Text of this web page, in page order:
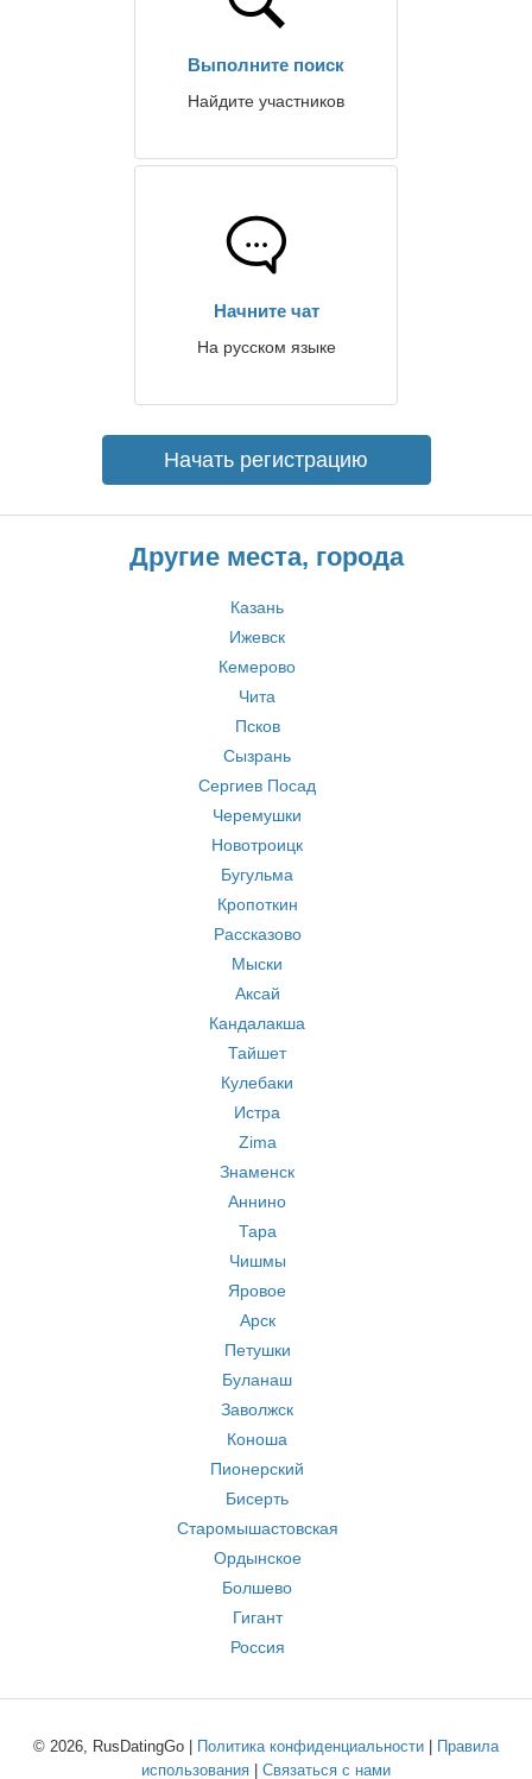
Выполните поиск
Найдите участников
Начните чат
На русском языке
Начать регистрацию
Другие места, города
Казань
Ижевск
Кемерово
Чита
Псков
Сызрань
Сергиев Посад
Черемушки
Новотроицк
Бугульма
Кропоткин
Рассказово
Мыски
Аксай
Кандалакша
Тайшет
Кулебаки
Истра
Zima
Знаменск
Аннино
Тара
Чишмы
Яровое
Арск
Петушки
Буланаш
Заволжск
Коноша
Пионерский
Бисерть
Старомышастовская
Ордынское
Болшево
Гигант
Россия
© 2026, RusDatingGo | Политика конфиденциальности
Правила
использования
Связаться с нами